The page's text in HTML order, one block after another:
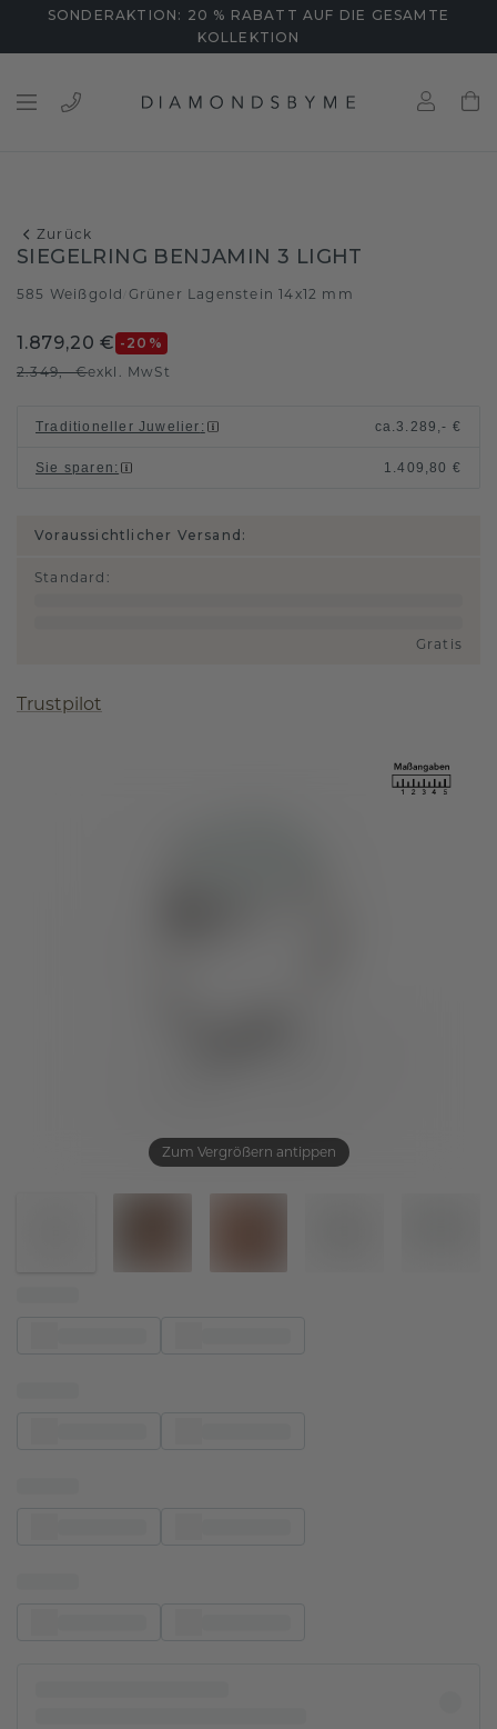
SONDERAKTION: 20 % RABATT AUF DIE GESAMTE
KOLLEKTION
Zurück
Zum Vergrößern antippen
SIEGELRING BENJAMIN 3 LIGHT
585 Weißgold Grüner Lagenstein 14x12 mm
1.879,20 € -20 %
2.349,- €exkl. MwSt
Traditioneller Juwelier : ca.3.289,- €
Sie sparen : 1.409,80 €
Voraussichtlicher Versand:
Standard :
Gratis
Trustpilot